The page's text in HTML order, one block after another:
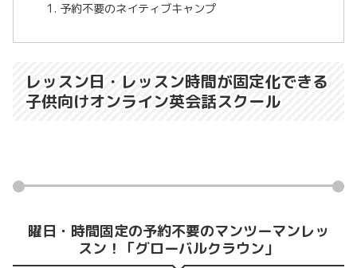
予約不要のネイティブキャンプ
レッスン日・レッスン時間が固定化できる
子供向けオンライン英会話スクール
曜日・時間固定の予約不要のマンツーマンレッ
スン！「グローバルクラウン」